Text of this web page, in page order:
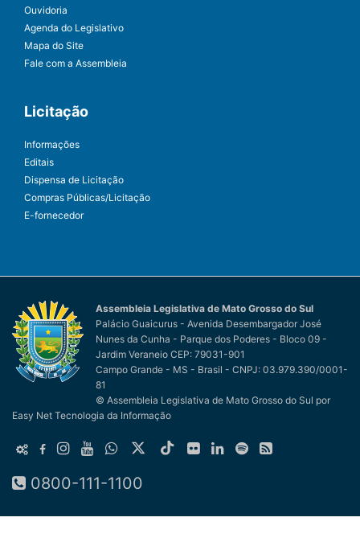
Ouvidoria
Agenda do Legislativo
Mapa do Site
Fale com a Assembleia
Licitação
Informações
Editais
Dispensa de Licitação
Compras Públicas/Licitação
E-fornecedor
Assembleia Legislativa de Mato Grosso do Sul
Palácio Guaicurus - Avenida Desembargador José
Nunes da Cunha - Parque dos Poderes - Bloco 09 -
Jardim Veraneio CEP: 79031-901
Campo Grande - MS - Brasil - CNPJ: 03.979.390/0001-
81
© Assembleia Legislativa de Mato Grosso do Sul por
Easy Net Tecnologia da Informação
0800-111-1100